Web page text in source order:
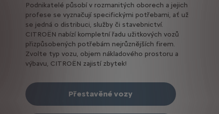
Podnikatelé působí v rozmanitých oborech a jejich
profese se vyznačují specifickými potřebami, ať už
se jedná o distribuci, služby či stavebnictví.
CITROËN nabízí kompletní řadu užitkových vozů
přizpůsobených potřebám nejrůznějších firem.
Zvolte typ vozu, objem nákladového prostoru a
výbavu, CITROËN zajistí zbytek!
Přestavěné vozy